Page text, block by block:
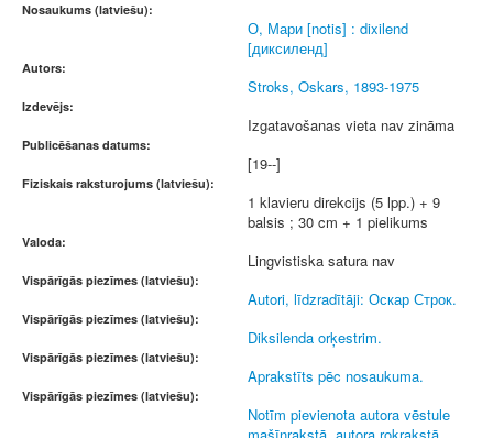
Nosaukums (latviešu):
О, Мари [notis] : dixilend
[диксиленд]
Autors:
Stroks, Oskars, 1893-1975
Izdevējs:
Izgatavošanas vieta nav zināma
Publicēšanas datums:
[19--]
Fiziskais raksturojums (latviešu):
1 klavieru direkcijs (5 lpp.) + 9
balsis ; 30 cm + 1 pielikums
Valoda:
Lingvistiska satura nav
Vispārīgās piezīmes (latviešu):
Autori, līdzradītāji: Оскар Строк.
Vispārīgās piezīmes (latviešu):
Diksilenda orķestrim.
Vispārīgās piezīmes (latviešu):
Aprakstīts pēc nosaukuma.
Vispārīgās piezīmes (latviešu):
Notīm pievienota autora vēstule